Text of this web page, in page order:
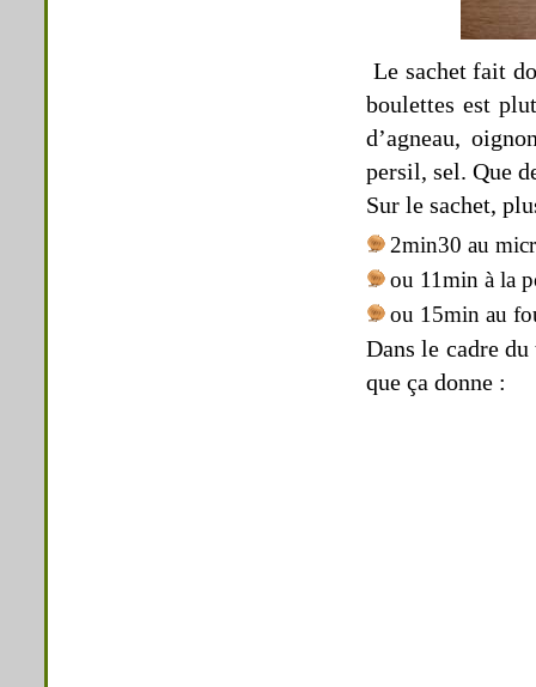
Le sachet fait
boulettes est
d’agneau,
persil, sel. Que
Sur le sachet,
2min30 au
ou 11min à la
ou 15min au
Dans le cadre
que ça donne :